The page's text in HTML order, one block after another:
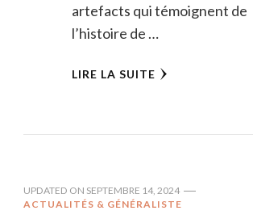
artefacts qui témoignent de
l’histoire de …
LIRE LA SUITE
UPDATED ON SEPTEMBRE 14, 2024
ACTUALITÉS & GÉNÉRALISTE